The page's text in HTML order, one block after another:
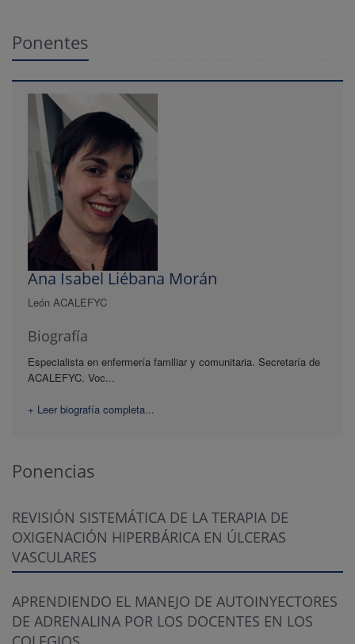
Ponentes
Ana Isabel Liébana Morán
León ACALEFYC
Biografía
Especialista en enfermería familiar y comunitaria. Secretaría de
ACALEFYC. Voc...
+ Leer biografía completa...
Ponencias
REVISIÓN SISTEMÁTICA DE LA TERAPIA DE
OXIGENACIÓN HIPERBÁRICA EN ÚLCERAS
VASCULARES
APRENDIENDO EL MANEJO DE AUTOINYECTORES
DE ADRENALINA POR LOS DOCENTES EN LOS